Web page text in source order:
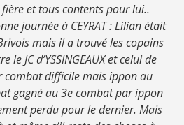
et tous contents pour lui..
journée à CEYRAT : Lilian était
mais il a trouvé les copains
JC d’YSSINGEAUX et celui de
combat difficile mais ippon au
gagné au 3e combat par ippon
perdu pour le dernier. Mais